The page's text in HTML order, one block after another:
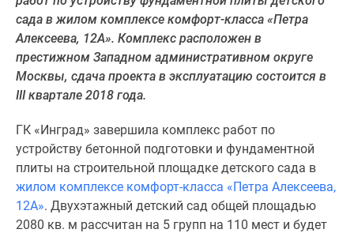
предложения
Коммерческие
помещения
Продавцы
застройщики
Панорамы
новостроек
Видеообзор
Экспертиза
новостроек
сада в жилом комплексе комфорт-класса «Петра
Алексеева, 12А». Комплекс расположен в
престижном Западном административном округе
Москвы, сдача проекта в эксплуатацию состоится в
III квартале 2018 года.
ГК «Инград» завершила комплекс работ по
устройству бетонной подготовки и фундаментной
плиты на строительной площадке детского сада в
жилом комплексе комфорт-класса «Петра Алексеева,
12А». Двухэтажный детский сад общей площадью
2080 кв. м рассчитан на 5 групп на 110 мест и будет